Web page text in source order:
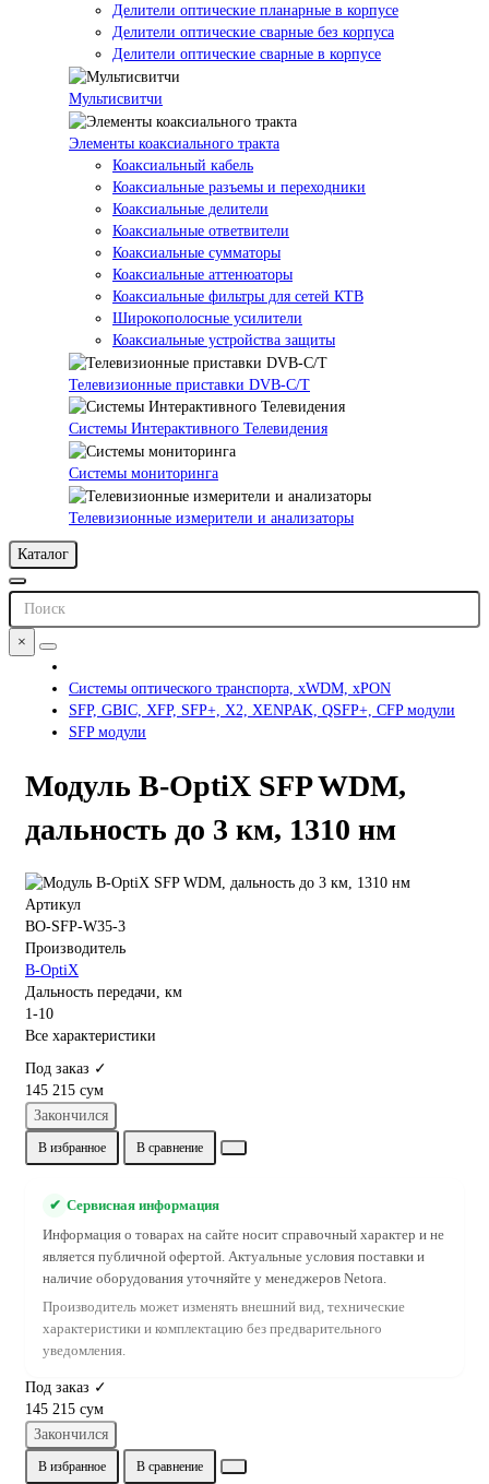
Делители оптические планарные в корпусе
Делители оптические сварные без корпуса
Делители оптические сварные в корпусе
Мультисвитчи
Элементы коаксиального тракта
Коаксиальный кабель
Коаксиальные разъемы и переходники
Коаксиальные делители
Коаксиальные ответвители
Коаксиальные сумматоры
Коаксиальные аттенюаторы
Коаксиальные фильтры для сетей КТВ
Широкополосные усилители
Коаксиальные устройства защиты
Телевизионные приставки DVB-C/T
Системы Интерактивного Телевидения
Системы мониторинга
Телевизионные измерители и анализаторы
Каталог
×
Системы оптического транспорта, xWDM, xPON
SFP, GBIC, XFP, SFP+, X2, XENPAK, QSFP+, CFP модули
SFP модули
Модуль B-OptiX SFP WDM,
дальность до 3 км, 1310 нм
Артикул
BO-SFP-W35-3
Производитель
B-OptiX
Дальность передачи, км
1-10
Все характеристики
Под заказ ✓
145 215 сум
Закончился
В избранное В сравнение
✔ Сервисная информация
Информация о товарах на сайте носит справочный характер и не
является публичной офертой. Актуальные условия поставки и
наличие оборудования уточняйте у менеджеров Netora.
Производитель может изменять внешний вид, технические
характеристики и комплектацию без предварительного
уведомления.
Под заказ ✓
145 215 сум
Закончился
В избранное В сравнение